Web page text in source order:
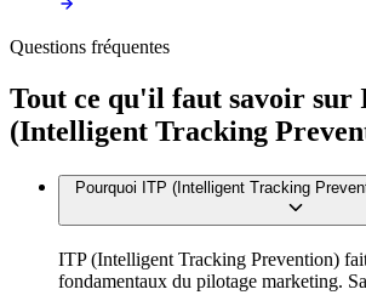
Questions fréquentes
Tout ce qu'il faut savoir sur
(Intelligent Tracking
Pourquoi ITP (Intelligent Tracking
ITP (Intelligent Tracking Prevention)
fondamentaux du pilotage marketing.